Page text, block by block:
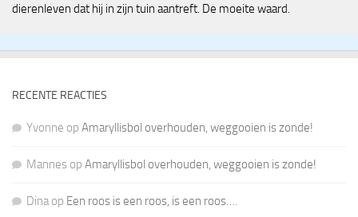
dierenleven dat hij in zijn tuin aantreft. De moeite waard.
RECENTE REACTIES
Yvonne op Amaryllisbol overhouden, weggooien is zonde!
Mannes op Amaryllisbol overhouden, weggooien is zonde!
Dinaop Een roos is een roos, is een roos….